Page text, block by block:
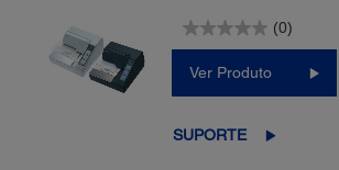
(0)
Ver Produto
SUPORTE